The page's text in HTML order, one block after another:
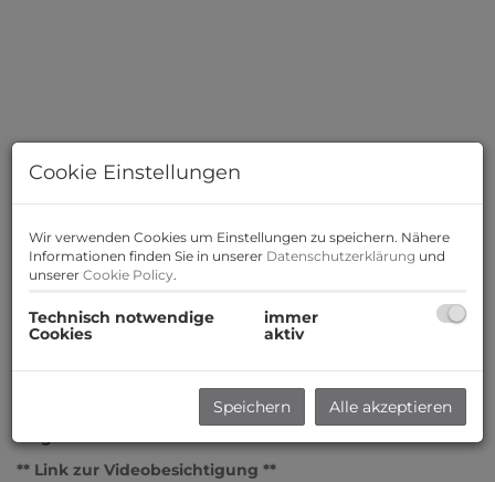
Beschreibung
Zum Verkauf gelangt eine vermietete, wunderschöne,
moderne & lichtdurchflutete Doppelhaushälfte in
Ziegelmassivbauweise!
** Link zur Videobesichtigung **
Cookie Einstellungen
Wir verwenden Cookies um Einstellungen zu speichern. Nähere
Informationen finden Sie in unserer Datenschutzerklärung und
unserer Cookie Policy.
Technisch notwendige
Cookies
immer
aktiv
Speichern Alle akzeptieren